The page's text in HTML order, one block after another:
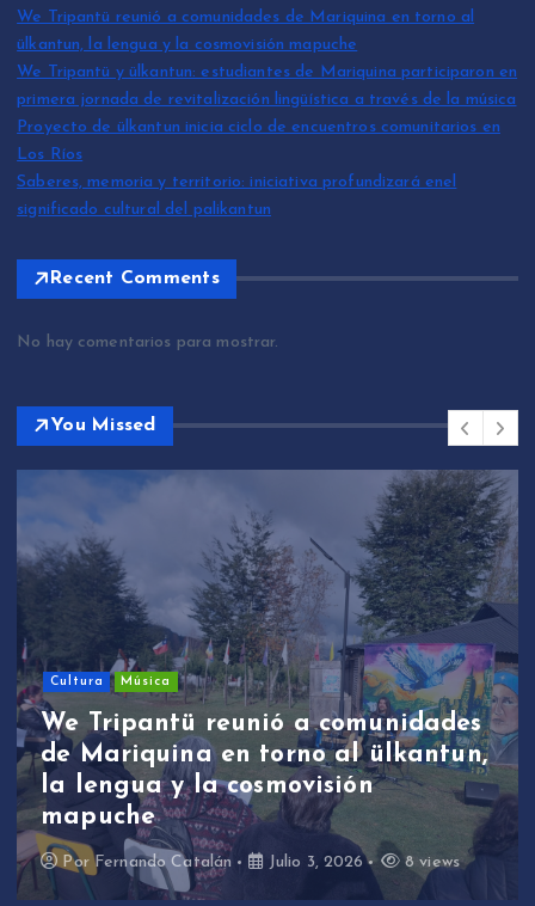
We Tripantü reunió a comunidades de Mariquina en torno al
ülkantun, la lengua y la cosmovisión mapuche
We Tripantü y ülkantun: estudiantes de Mariquina participaron en
primera jornada de revitalización lingüística a través de la música
Proyecto de ülkantun inicia ciclo de encuentros comunitarios en
Los Ríos
Saberes, memoria y territorio: iniciativa profundizará enel
significado cultural del palikantun
Recent Comments
No hay comentarios para mostrar.
You Missed
8 views
Sin categoría
We Tripantü y ülkantun:
estudiantes de Mariquina
participaron en primera
de revitalización
través de la música
PorFernando Catalán Junio 17, 2026